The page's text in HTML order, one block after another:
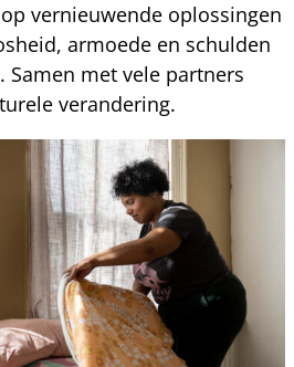
vernieuwende oplossingen
armoede en schulden
met vele partners
verandering.